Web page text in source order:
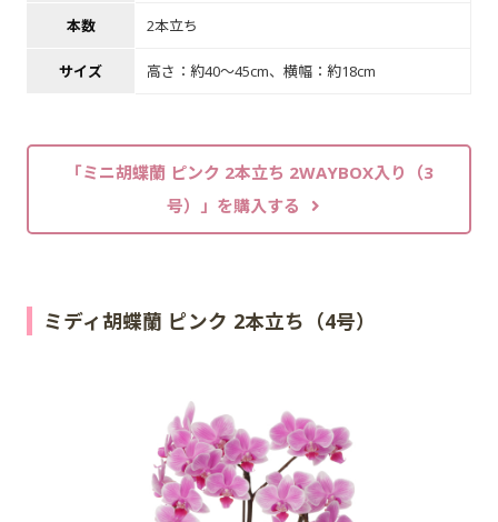
本数 2本立ち
サイズ 高さ：約40～45cm、横幅：約18cm
「ミニ胡蝶蘭 ピンク 2本立ち 2WAYBOX入り（3
号）」を購入する
ミディ胡蝶蘭 ピンク 2本立ち（4号）